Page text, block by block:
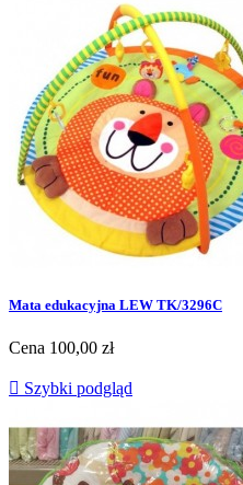
Mata edukacyjna LEW TK/3296C
Cena 100,00 zł
 Szybki podgląd